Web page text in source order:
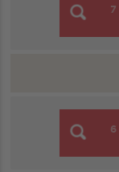
7
6